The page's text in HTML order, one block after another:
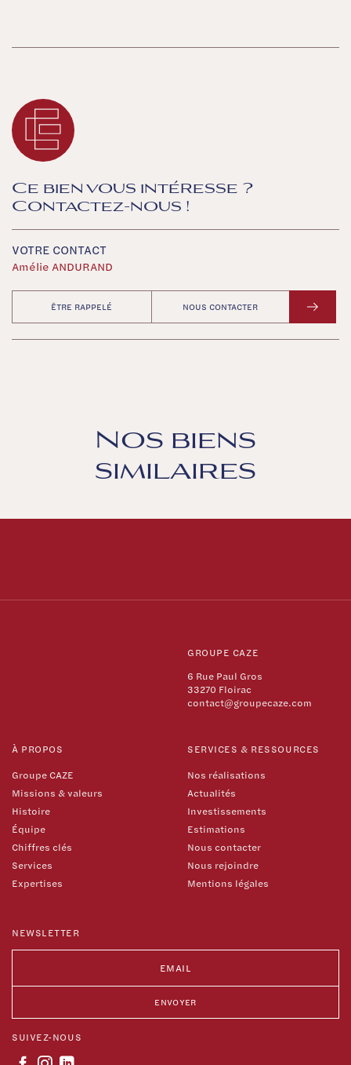
Ce bien vous intéresse ?
Contactez-nous !
VOTRE CONTACT
Amélie ANDURAND
ÊTRE RAPPELÉ NOUS CONTACTER
Nos biens
similaires
GROUPE CAZE
6 Rue Paul Gros
33270 Floirac
contact@groupecaze.com
À PROPOS
Groupe CAZE
Missions & valeurs
Histoire
Équipe
Chiffres clés
Services
Expertises
SERVICES & RESSOURCES
Nos réalisations
Actualités
Investissements
Estimations
Nous contacter
Nous rejoindre
Mentions légales
NEWSLETTER
SUIVEZ-NOUS